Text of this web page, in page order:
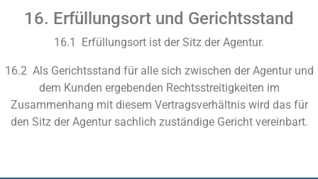
16. Erfüllungsort und Gerichtsstand
16.1 Erfüllungsort ist der Sitz der Agentur.
16.2 Als Gerichtsstand für alle sich zwischen der Agentur und
dem Kunden ergebenden Rechtsstreitigkeiten im
Zusammenhang mit diesem Vertragsverhältnis wird das für
den Sitz der Agentur sachlich zuständige Gericht vereinbart.